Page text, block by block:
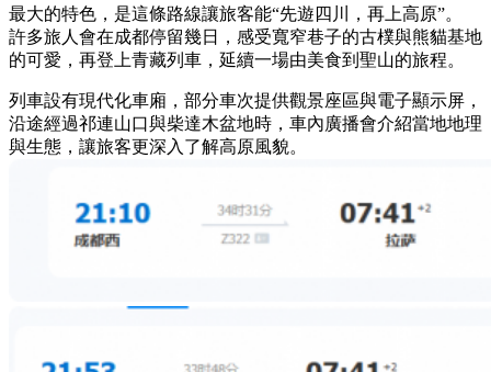
最大的特色，是這條路線讓旅客能“先遊四川，再上高原”。
許多旅人會在成都停留幾日，感受寬窄巷子的古樸與熊貓基地
的可愛，再登上青藏列車，延續一場由美食到聖山的旅程。
列車設有現代化車廂，部分車次提供觀景座區與電子顯示屏，
沿途經過祁連山口與柴達木盆地時，車內廣播會介紹當地地理
與生態，讓旅客更深入了解高原風貌。